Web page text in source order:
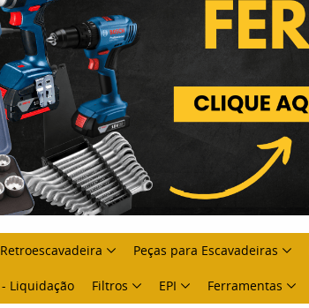
Peças para Escavadeiras
Liquidação Filtros EPI Ferramentas